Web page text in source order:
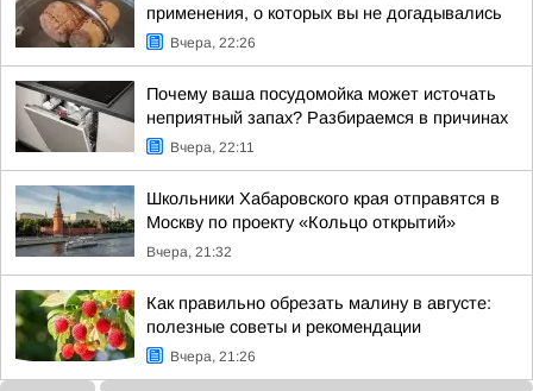
применения, о которых вы не догадывались
Вчера, 22:26
Почему ваша посудомойка может источать
неприятный запах? Разбираемся в причинах
Вчера, 22:11
Школьники Хабаровского края отправятся в
Москву по проекту «Кольцо открытий»
Вчера, 21:32
Как правильно обрезать малину в августе:
полезные советы и рекомендации
Вчера, 21:26